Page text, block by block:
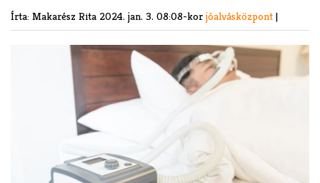
Írta: Makarész Rita 2024. jan. 3. 08:08-kor jóalvásközpont |